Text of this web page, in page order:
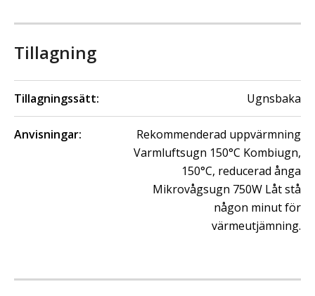
Tillagning
Tillagningssätt: Ugnsbaka
Anvisningar:
Rekommenderad uppvärmning
Varmluftsugn 150°C Kombiugn,
150°C, reducerad ånga
Mikrovågsugn 750W Låt stå
någon minut för
värmeutjämning.